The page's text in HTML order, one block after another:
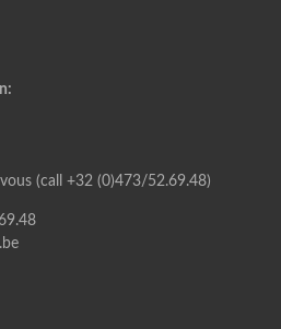
(call +32 (0)473/52.69.48)